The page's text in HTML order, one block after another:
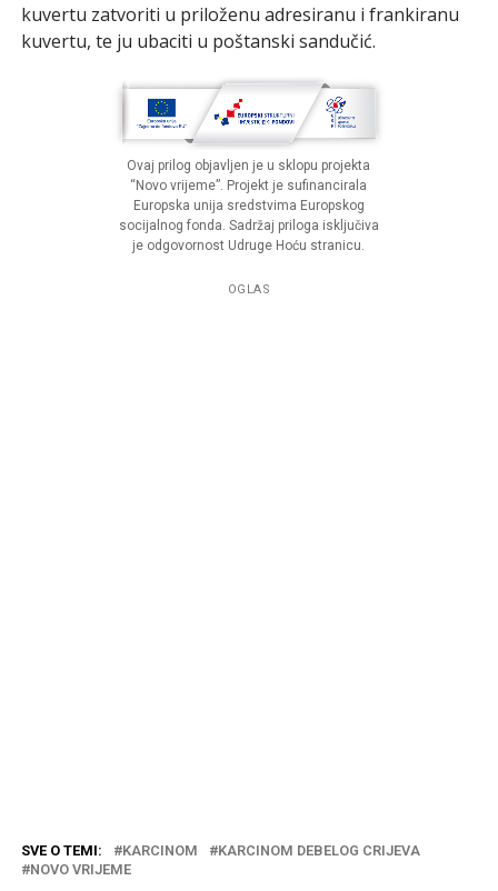
kuvertu zatvoriti u priloženu adresiranu i frankiranu
kuvertu, te ju ubaciti u poštanski sandučić.
Ovaj prilog objavljen je u sklopu projekta
“Novo vrijeme”. Projekt je sufinancirala
Europska unija sredstvima Europskog
socijalnog fonda. Sadržaj priloga isključiva
je odgovornost Udruge Hoću stranicu.
OGLAS
SVE O TEMI: KARCINOM
KARCINOM DEBELOG CRIJEVA
NOVO VRIJEME